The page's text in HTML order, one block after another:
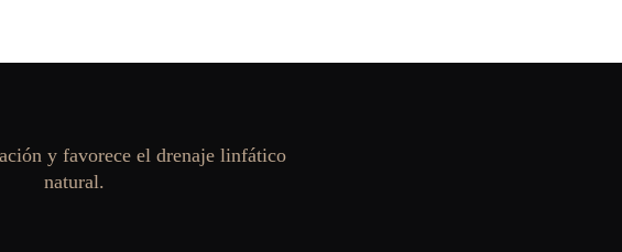
y favorece el drenaje linfático
natural.